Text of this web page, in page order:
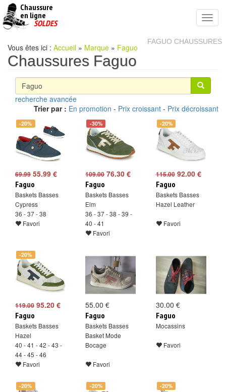
Chaussure
en ligne
pas
SOLDES
FAGUO CHAUSSURES
Vous êtes ici : Accueil » Marque » Faguo
Chaussures Faguo
recherche avancée
Trier par : En promotion - Prix croissant - Prix décroissant
-20%
69.99 55.99 €
Faguo
Baskets Basses
Cypress
36 - 37 - 38
Favori
-30%
109.0076.30 €
Faguo
Baskets Basses
Elm
36 - 37 - 38 - 39 -
40 - 41
Favori
-20%
115.0092.00 €
Faguo
Baskets Basses
Hazel Leather
Favori
-20%
119.00 95.20 €
Faguo
Baskets Basses
Hazel
40 - 41 - 42 - 43 -
44 - 45 - 46
Favori
55.00 €
Faguo
Baskets Basses
Basket Mode
Bocage
Favori
30.00 €
Faguo
Mocassins
Favori
-20% -20% -20%